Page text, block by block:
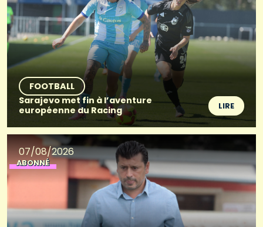
FOOTBALL
Sarajevo met fin à l’aventure
européenne du Racing
LIRE
07/08/2026
ABONNÉ